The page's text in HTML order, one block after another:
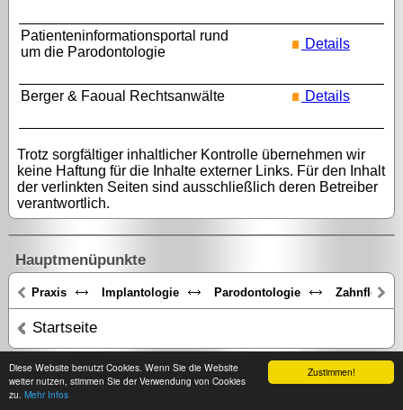
Zustimmen!
Diese Website benutzt Cookies. Wenn Sie die Website
weiter nutzen, stimmen Sie der Verwendung von Cookies
zu. Mehr Infos
Patienteninformationsportal rund
um die Parodontologie
Details
Berger & Faoual Rechtsanwälte Details
Trotz sorgfältiger inhaltlicher Kontrolle übernehmen wir
keine Haftung für die Inhalte externer Links. Für den Inhalt
der verlinkten Seiten sind ausschließlich deren Betreiber
verantwortlich.
Hauptmenüpunkte
Praxis Implantologie Parodontologie
Startseite
Impressum| Datenschutz|Kontakt/Öffnungszeiten Zahnlexikon